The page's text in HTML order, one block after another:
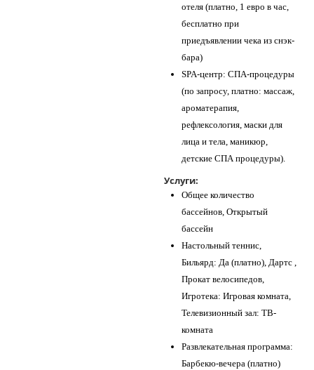
отеля (платно, 1 евро в час,
бесплатно при
приедъявлении чека из снэк-
бара)
SPA-центр: СПА-процедуры
(по запросу, платно: массаж,
ароматерапия,
рефлексология, маски для
лица и тела, маникюр,
детские СПА процедуры).
Услуги:
Общее количество
бассейнов, Открытый
бассейн
Настольный теннис,
Бильярд: Да (платно), Дартс ,
Прокат велосипедов,
Игротека: Игровая комната,
Телевизионный зал: ТВ-
комната
Развлекательная программа:
Барбекю-вечера (платно)